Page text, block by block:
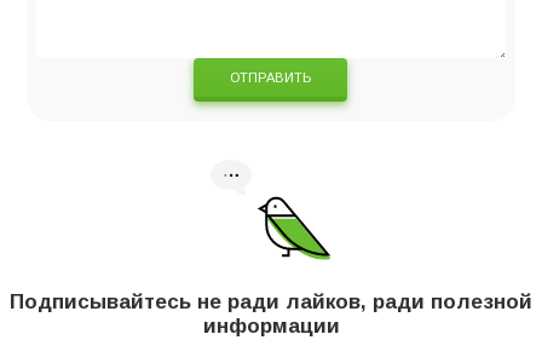
ОТПРАВИТЬ
Подписывайтесь не ради лайков, ради полезной
информации